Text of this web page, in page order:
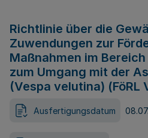
Richtlinie über die
Zuwendungen zur
Maßnahmen im
zum Umgang mit der
(Vespa velutina) (FöRL
Ausfertigungsdatum